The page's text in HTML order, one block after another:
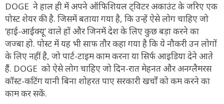
DOGE ने हाल ही में अपने ऑफिशियल ट्विटर अकाउंट के जरिए एक
पोस्ट शेयर की है. जिसमें बताया गया है, कि उन्हें ऐसे लोग चाहिए जो
‘हाई-आईक्यू’ वाले हों और जिनमें देश के लिए कुछ बड़ा करने का
जज्बा हो. पोस्ट में यह भी साफ तौर कहा गया है कि ये नौकरी उन लोगों
के लिए नहीं है, जो पार्ट-टाइम काम करना या सिर्फ आइडिया देने आते
हैं. DOGE को ऐसे लोग चाहिए जो दिन-रात मेहनत और अनग्लैमरस
कॉस्ट-कटिंग यानी बिना शोहरत पाए सरकारी खर्चों को कम करने का
काम कर सकें.